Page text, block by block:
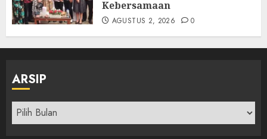
Kebersamaan
AGUSTUS 2, 2026 0
ARSIP
Arsip